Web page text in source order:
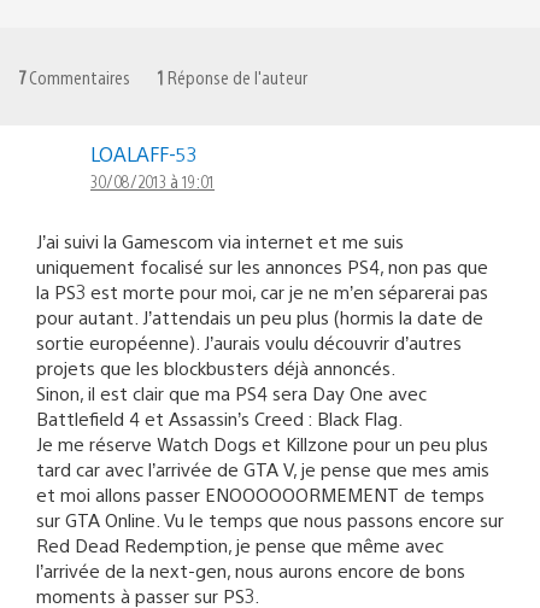
7Commentaires 1 Réponse de l'auteur
LOALAFF-53
30/08/2013 à 19:01
J’ai suivi la Gamescom via internet et me suis
uniquement focalisé sur les annonces PS4, non pas que
la PS3 est morte pour moi, car je ne m’en séparerai pas
pour autant. J’attendais un peu plus (hormis la date de
sortie européenne). J’aurais voulu découvrir d’autres
projets que les blockbusters déjà annoncés.
Sinon, il est clair que ma PS4 sera Day One avec
Battlefield 4 et Assassin’s Creed : Black Flag.
Je me réserve Watch Dogs et Killzone pour un peu plus
tard car avec l’arrivée de GTA V, je pense que mes amis
et moi allons passer ENOOOOOORMEMENT de temps
sur GTA Online. Vu le temps que nous passons encore sur
Red Dead Redemption, je pense que même avec
l’arrivée de la next-gen, nous aurons encore de bons
moments à passer sur PS3.